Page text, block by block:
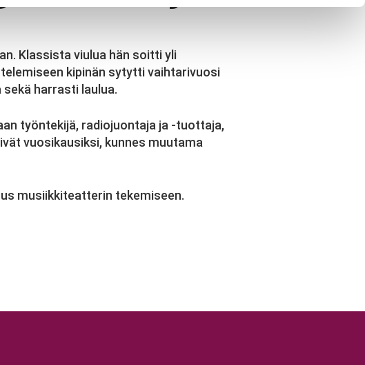
Klassista viulua hän soitti yli
kipinän sytytti vaihtarivuosi
harrasti laulua.
työntekijä, radiojuontaja ja -tuottaja,
vuosikausiksi, kunnes muutama
musiikkiteatterin tekemiseen.